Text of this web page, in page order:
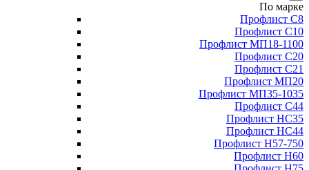
По марке
Профлист С8
Профлист С10
Профлист МП18-1100
Профлист С20
Профлист С21
Профлист МП20
Профлист МП35-1035
Профлист С44
Профлист НС35
Профлист НС44
Профлист Н57-750
Профлист Н60